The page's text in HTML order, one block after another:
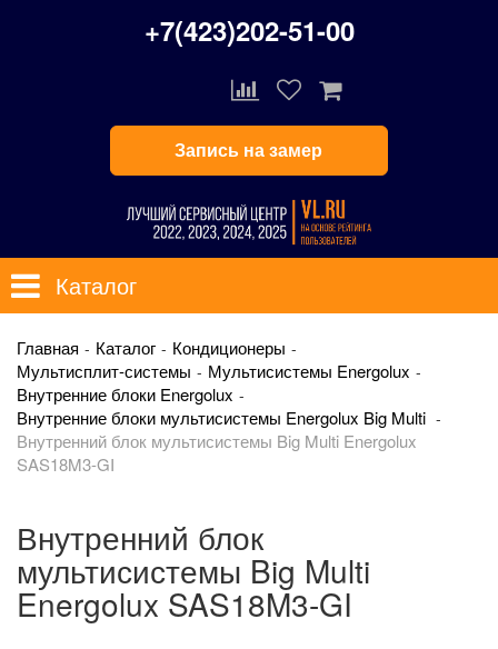
+7(423)202-51-00
Запись на замер
Каталог
Главная Каталог
Кондиционеры
Мультисплит-системы
Мультисистемы Energolux
Внутренние блоки Energolux
Внутренние блоки мультисистемы Energolux Big Multi
Внутренний блок мультисистемы Big Multi Energolux
SAS18M3-GI
Внутренний блок
мультисистемы Big Multi
Energolux SAS18M3-GI